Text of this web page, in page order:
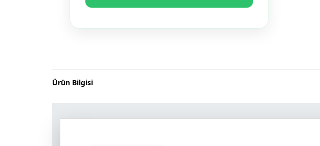
Ürün Bilgisi